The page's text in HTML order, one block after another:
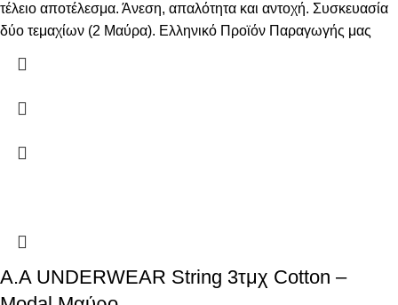
τέλειο αποτέλεσμα. Άνεση, απαλότητα και αντοχή. Συσκευασία
δύο τεμαχίων (2 Μαύρα). Ελληνικό Προϊόν Παραγωγής μας
Α.A UNDERWEAR String 3τμχ Cotton –